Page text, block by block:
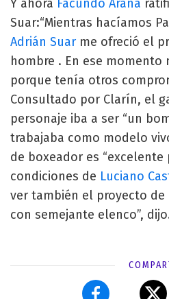
Y ahora Facundo Arana
Suar:“Mientras hacíamos
Adrián Suar me ofreció el
hombre . En ese momento
porque tenía otros
Consultado por Clarín, el
personaje iba a ser “un
trabajaba como modelo
de boxeador es
condiciones de Luciano
ver también el proyecto de
con semejante elenco”,